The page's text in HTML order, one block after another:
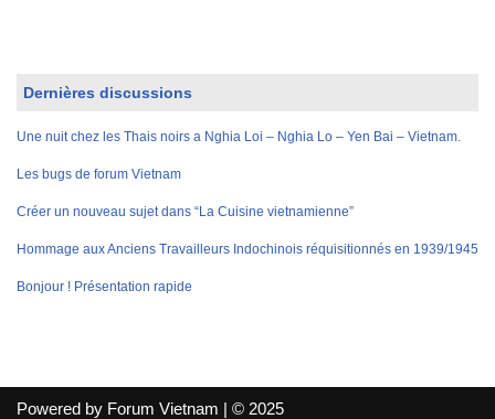
Dernières discussions
Une nuit chez les Thais noirs a Nghia Loi – Nghia Lo – Yen Bai – Vietnam.
Les bugs de forum Vietnam
Créer un nouveau sujet dans “La Cuisine vietnamienne”
Hommage aux Anciens Travailleurs Indochinois réquisitionnés en 1939/1945
Bonjour ! Présentation rapide
Powered by Forum Vietnam | © 2025